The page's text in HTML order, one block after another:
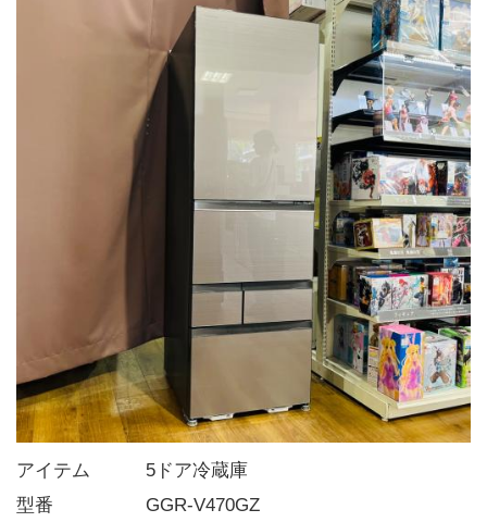
アイテム   5ドア冷蔵庫
型番     GGR-V470GZ